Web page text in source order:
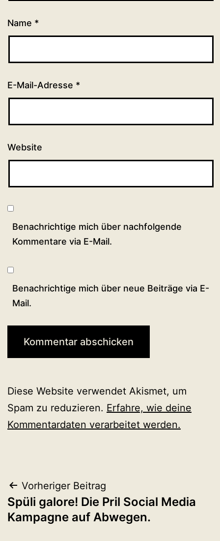
Name *
E-Mail-Adresse *
Website
Benachrichtige mich über nachfolgende
Kommentare via E-Mail.
Benachrichtige mich über neue Beiträge via E-
Mail.
Diese Website verwendet Akismet, um
Spam zu reduzieren. Erfahre, wie deine
Kommentardaten verarbeitet werden.
Beitragsnavigation
Vorheriger Beitrag
Spüli galore! Die Pril Social Media
Kampagne auf Abwegen.